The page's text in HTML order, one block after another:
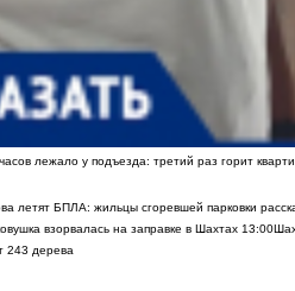
лежало у подъезда: третий раз горит
летят БПЛА: жильцы сгоревшей парковки
взорвалась на заправке в Шахтах 13:00
243 дерева